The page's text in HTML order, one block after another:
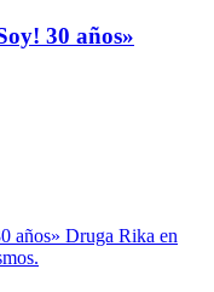
30 años»
años» Druga Rika en